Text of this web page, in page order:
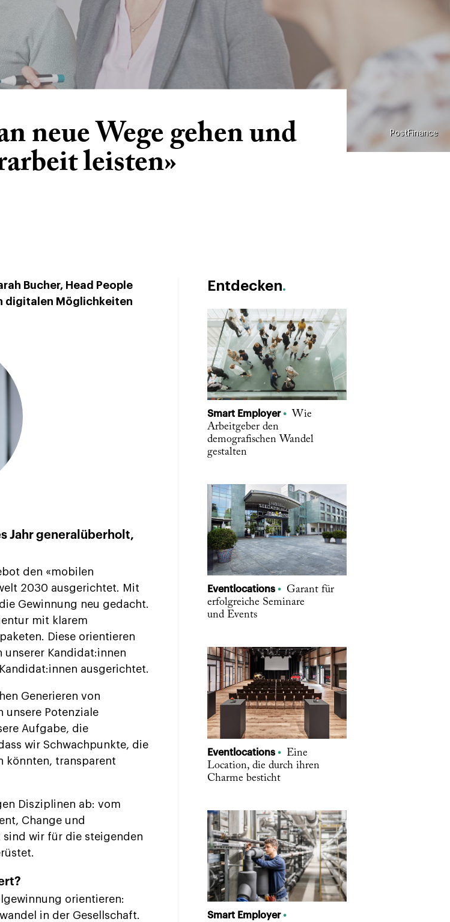
PostFinance
neue Wege gehen und
leisten»
Bucher, Head People
digitalen Möglichkeiten
Jahr generalüberholt,
den «mobilen
2030 ausgerichtet. Mit
Gewinnung neu gedacht.
mit klarem
Diese orientieren
unserer Kandidat:innen
ausgerichtet.
Generieren von
unsere Potenziale
Aufgabe, die
wir Schwachpunkte, die
könnten, transparent
Disziplinen ab: vom
Change und
sind wir für die steigenden
orientieren:
in der Gesellschaft.
Entdecken
Smart Employer
Wie
Arbeitgeber den
demografischen Wandel
gestalten
Eventlocations
Garant für
erfolgreiche Seminare
und Events
Eventlocations
Eine
Location, die durch ihren
Charme besticht
Smart Employer